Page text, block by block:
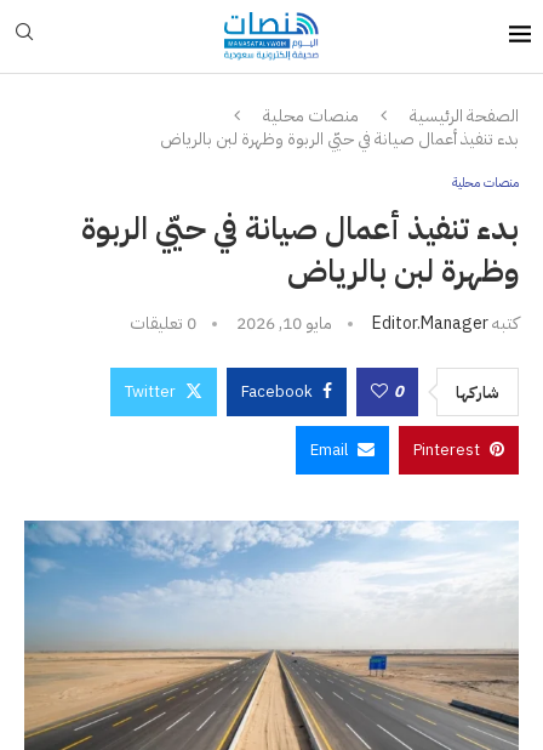
الصفحة الرئيسية
منصات محلية
بدء تنفيذ أعمال صيانة في حيّي الربوة وظهرة لبن بالرياض
منصات محلية
بدء تنفيذ أعمال صيانة في حيّي الربوة
وظهرة لبن بالرياض
كتبهEditor.manager مايو 10, 2026 0 تعليقات
شاركها 0
Facebook
Twitter
Pinterest
Email